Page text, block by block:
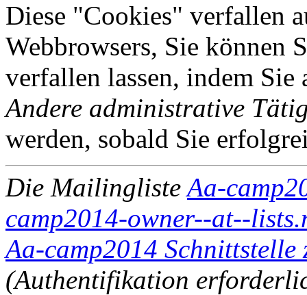
Diese "Cookies" verfallen
Webbrowsers, Sie können
verfallen lassen, indem
Andere administrative
werden, sobald Sie
Die MailinglisteAa-
camp2014-owner--at--
Aa-camp2014
(Authentifikation